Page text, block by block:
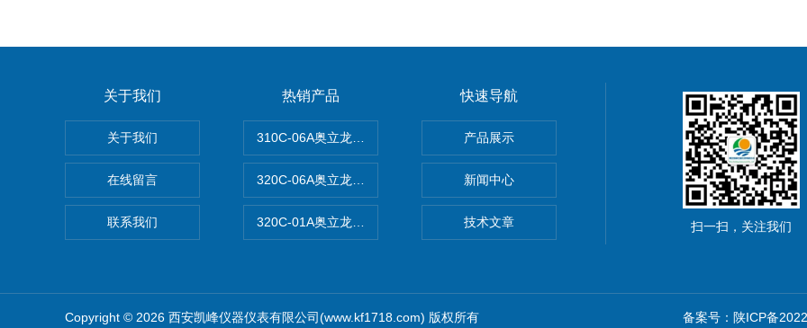
关于我们
关于我们
在线留言
联系我们
热销产品
310C-06A奥立龙实验室台式纯水电导率套装
320C-06A奥立龙实验室便携式电导率
320C-01A奥立龙实验室便携式电导率套装
快速导航
产品展示
新闻中心
技术文章 扫一扫，关注我们
Copyright © 2026 西安凯峰仪器仪表有限公司(www.kf1718.com) 版权所有 备案号：陕ICP备